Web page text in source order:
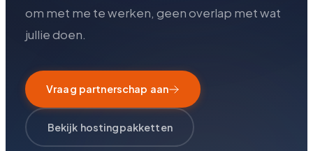
om met me te werken, geen overlap met wat
jullie doen.
Vraag partnerschap aan
Bekijk hostingpakketten